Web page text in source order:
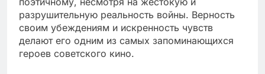
разрушительную реальность войны. Верность
своим убеждениям и искренность чувств
делают его одним из самых запоминающихся
героев советского кино.